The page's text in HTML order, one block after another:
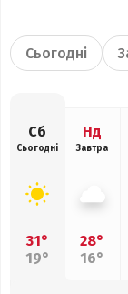
Сьогодні
Сб
Сьогодні
31°
19°
Нд
Завтра
28°
16°